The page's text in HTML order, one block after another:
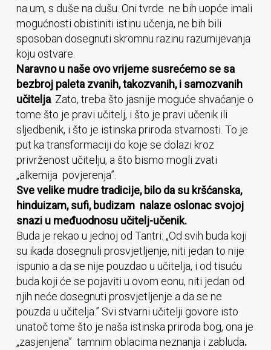
na um, s duše na dušu. Oni tvrde ne bih uopće imali
mogućnosti obistiniti istinu učenja, ne bih bili
sposoban dosegnuti skromnu razinu razumijevanja
koju ostvare.
Naravno u naše ovo vrijeme susrećemo se sa
bezbroj paleta zvanih, takozvanih, i samozvanih
učitelja. Zato, treba što jasnije moguće shvaćanje o
tome što je pravi učitelj, i što je pravi učenik ili
sljedbenik, i što je istinska priroda stvarnosti. To je
put ka transformaciji do koje se dolazi kroz
privrženost učitelju, a što bismo mogli zvati
„alkemija povjerenja”.
Sve velike mudre tradicije, bilo da su kršćanska,
hinduizam, sufi, budizam nalaze oslonac svojoj
snazi u međuodnosu učitelj-učenik.
Buda je rekao u jednoj od Tantri: „Od svih buda koji
su ikada dosegnuli prosvjetljenje, niti jedan to nije
ispunio a da se nije pouzdao u učitelja, i od tisuću
buda koji će se pojaviti u ovom eonu, niti jedan od
njih neće dosegnuti prosvjetljenje a da se ne
pouzda u učitelja.” Svi stvarni učitelji govore isto
unatoč tome što je naša istinska priroda bog, ona je
„zasjenjena” tamnim oblacima neznanja i zabluda.